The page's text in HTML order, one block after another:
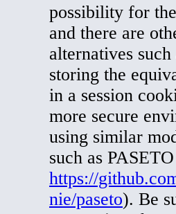
possibility for
and there are
alternatives such
storing the
in a session
more secure
using similar
such as
https://
nie/paseto). Be